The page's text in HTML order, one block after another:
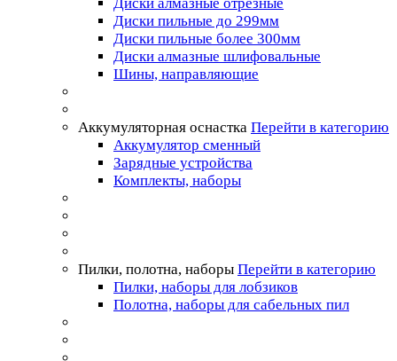
Диски пильные до 299мм
Диски пильные более 300мм
Диски алмазные шлифовальные
Шины, направляющие
Аккумуляторная оснастка Перейти в категорию
Аккумулятор сменный
Зарядные устройства
Комплекты, наборы
Пилки, полотна, наборы Перейти в категорию
Пилки, наборы для лобзиков
Полотна, наборы для сабельных пил